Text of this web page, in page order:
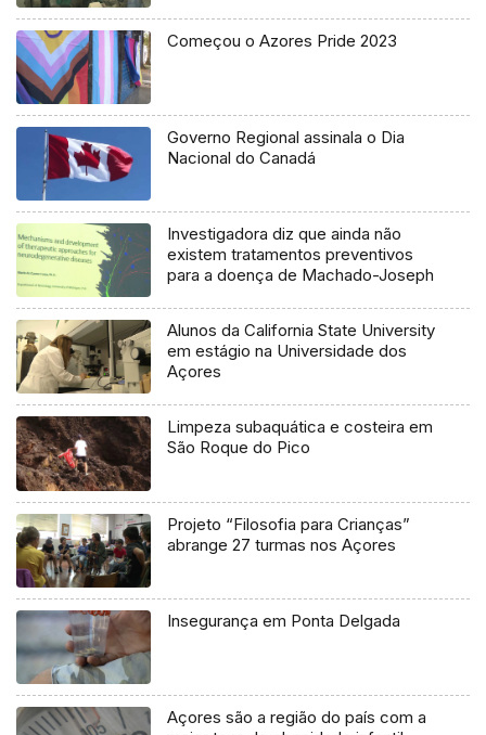
Começou o Azores Pride 2023
Governo Regional assinala o Dia
Nacional do Canadá
Investigadora diz que ainda não
existem tratamentos preventivos
para a doença de Machado-Joseph
Alunos da California State University
em estágio na Universidade dos
Açores
Limpeza subaquática e costeira em
São Roque do Pico
Projeto “Filosofia para Crianças”
abrange 27 turmas nos Açores
Insegurança em Ponta Delgada
Açores são a região do país com a